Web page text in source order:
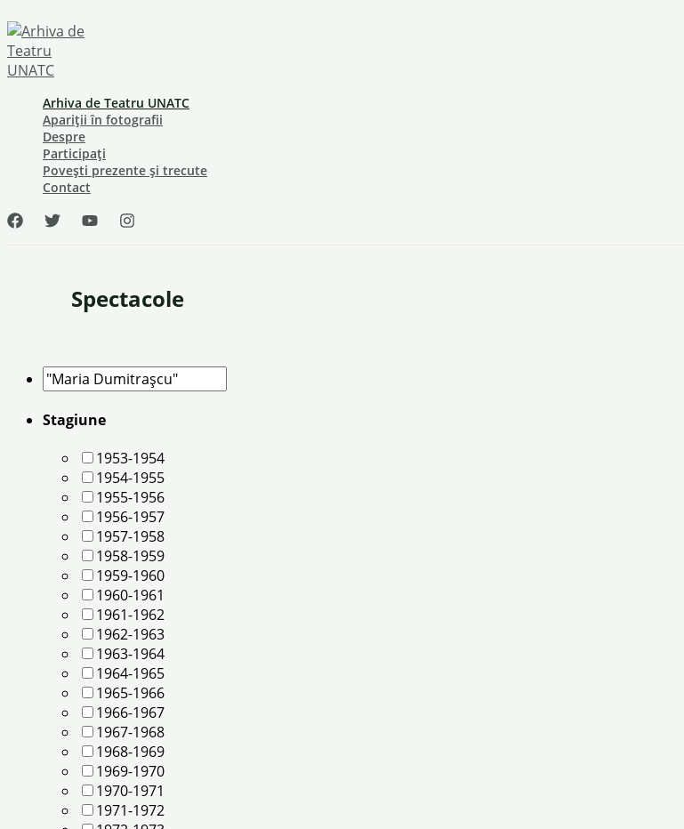
to
content
Arhiva de Teatru UNATC
Apariții în fotografii
Despre
Participați
Povești prezente și trecute
Contact
Spectacole
Stagiune
1953-1954
1954-1955
1955-1956
1956-1957
1957-1958
1958-1959
1959-1960
1960-1961
1961-1962
1962-1963
1963-1964
1964-1965
1965-1966
1966-1967
1967-1968
1968-1969
1969-1970
1970-1971
1971-1972